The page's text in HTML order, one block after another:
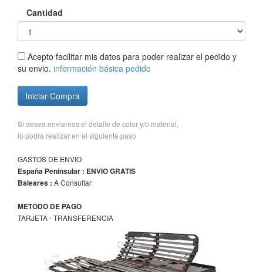
Cantidad
Acepto facilitar mis datos para poder realizar el pedido y
su envio. información básica pedido
Iniciar Compra
Si desea enviarnos el detalle de color y/o material,
lo podra realizar en el siguiente paso
GASTOS DE ENVIO
España Peninsular : ENVIO GRATIS
Baleares : A Consultar
METODO DE PAGO
TARJETA - TRANSFERENCIA